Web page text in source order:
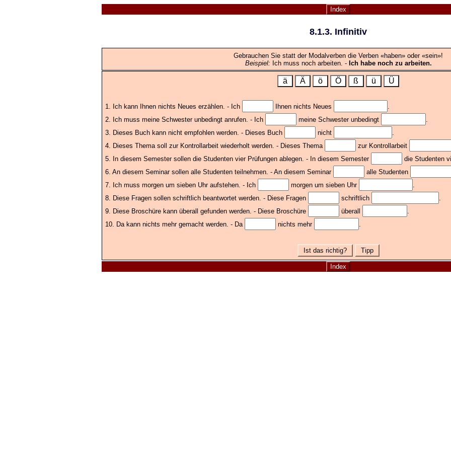
Index
8.1.3. Infinitiv
Gebrauchen Sie statt der Modalverben die Verben «haben» oder «sein»!
Beispiel: Ich muss noch arbeiten. - Ich habe noch zu arbeiten.
ä Ä ö Ö ß ü Ü
1. Ich kann Ihnen nichts Neues erzählen. - Ich Ihnen nichts Neues
2. Ich muss meine Schwester unbedingt anrufen. - Ich
meine Schwester unbedingt
3. Dieses Buch kann nicht empfohlen werden. - Dieses Buch
nicht
4. Dieses Thema soll zur Kontrollarbeit wiederholt werden. - Dieses Thema
zur Kontrollarbeit
5. In diesem Semester sollen die Studenten vier Prüfungen ablegen. - In diesem Semester
die Studenten
6. An diesem Seminar sollen alle Studenten teilnehmen. - An diesem Seminar
alle Studenten
7. Ich muss morgen um sieben Uhr aufstehen. - Ich
morgen um sieben Uhr
8. Diese Fragen sollen schriftlich beantwortet werden. - Diese Fragen
schriftlich
9. Diese Broschüre kann überall gefunden werden. - Diese Broschüre
überall
10. Da kann nichts mehr gemacht werden. - Da
nichts mehr
Ist das richtig? Tipp
Index